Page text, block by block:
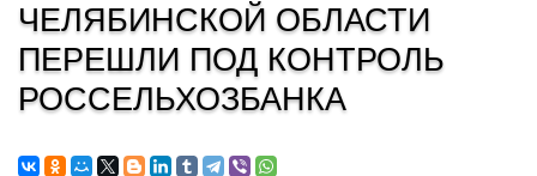
ЧЕЛЯБИНСКОЙ ОБЛАСТИ
ПЕРЕШЛИ ПОД КОНТРОЛЬ
РОССЕЛЬХОЗБАНКА